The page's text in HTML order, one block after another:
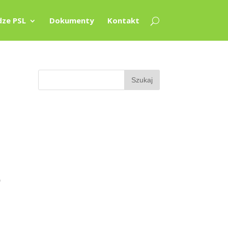
PSL Dokumenty Kontakt